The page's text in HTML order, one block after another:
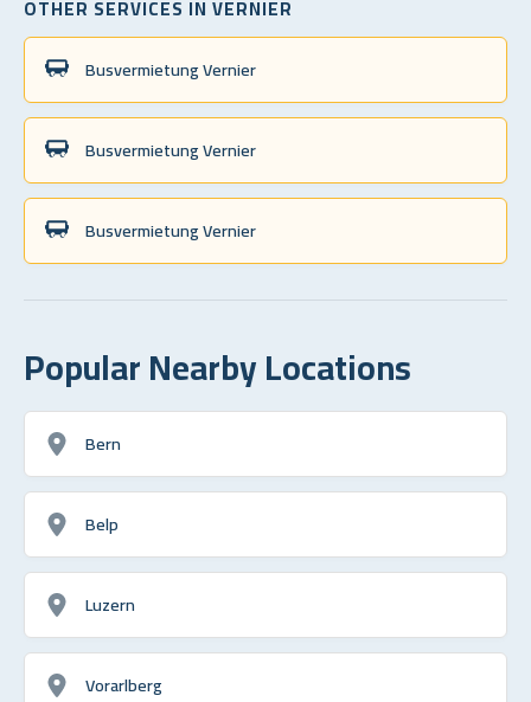
OTHER SERVICES IN VERNIER
Busvermietung Vernier
Busvermietung Vernier
Busvermietung Vernier
Popular Nearby Locations
Bern
Belp
Luzern
Vorarlberg